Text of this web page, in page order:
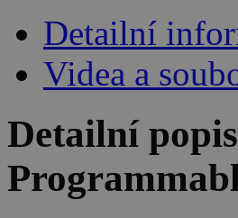
Detailní
Videa a
Detailní